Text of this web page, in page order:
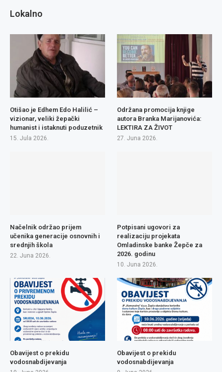
Lokalno
Otišao je Edhem Edo Halilić –
vizionar, veliki žepački
humanist i istaknuti poduzetnik
15. Jula 2026.
Održana promocija knjige
autora Branka Marijanovića:
LEKTIRA ZA ŽIVOT
27. Juna 2026.
Načelnik održao prijem
učenika generacije osnovnih i
srednjih škola
22. Juna 2026.
Potpisani ugovori za
realizaciju projekata
Omladinske banke Žepče za
2026. godinu
10. Juna 2026.
Obavijest o prekidu
vodosnabdijevanja
Obavijest o prekidu
vodosnabdijevanja